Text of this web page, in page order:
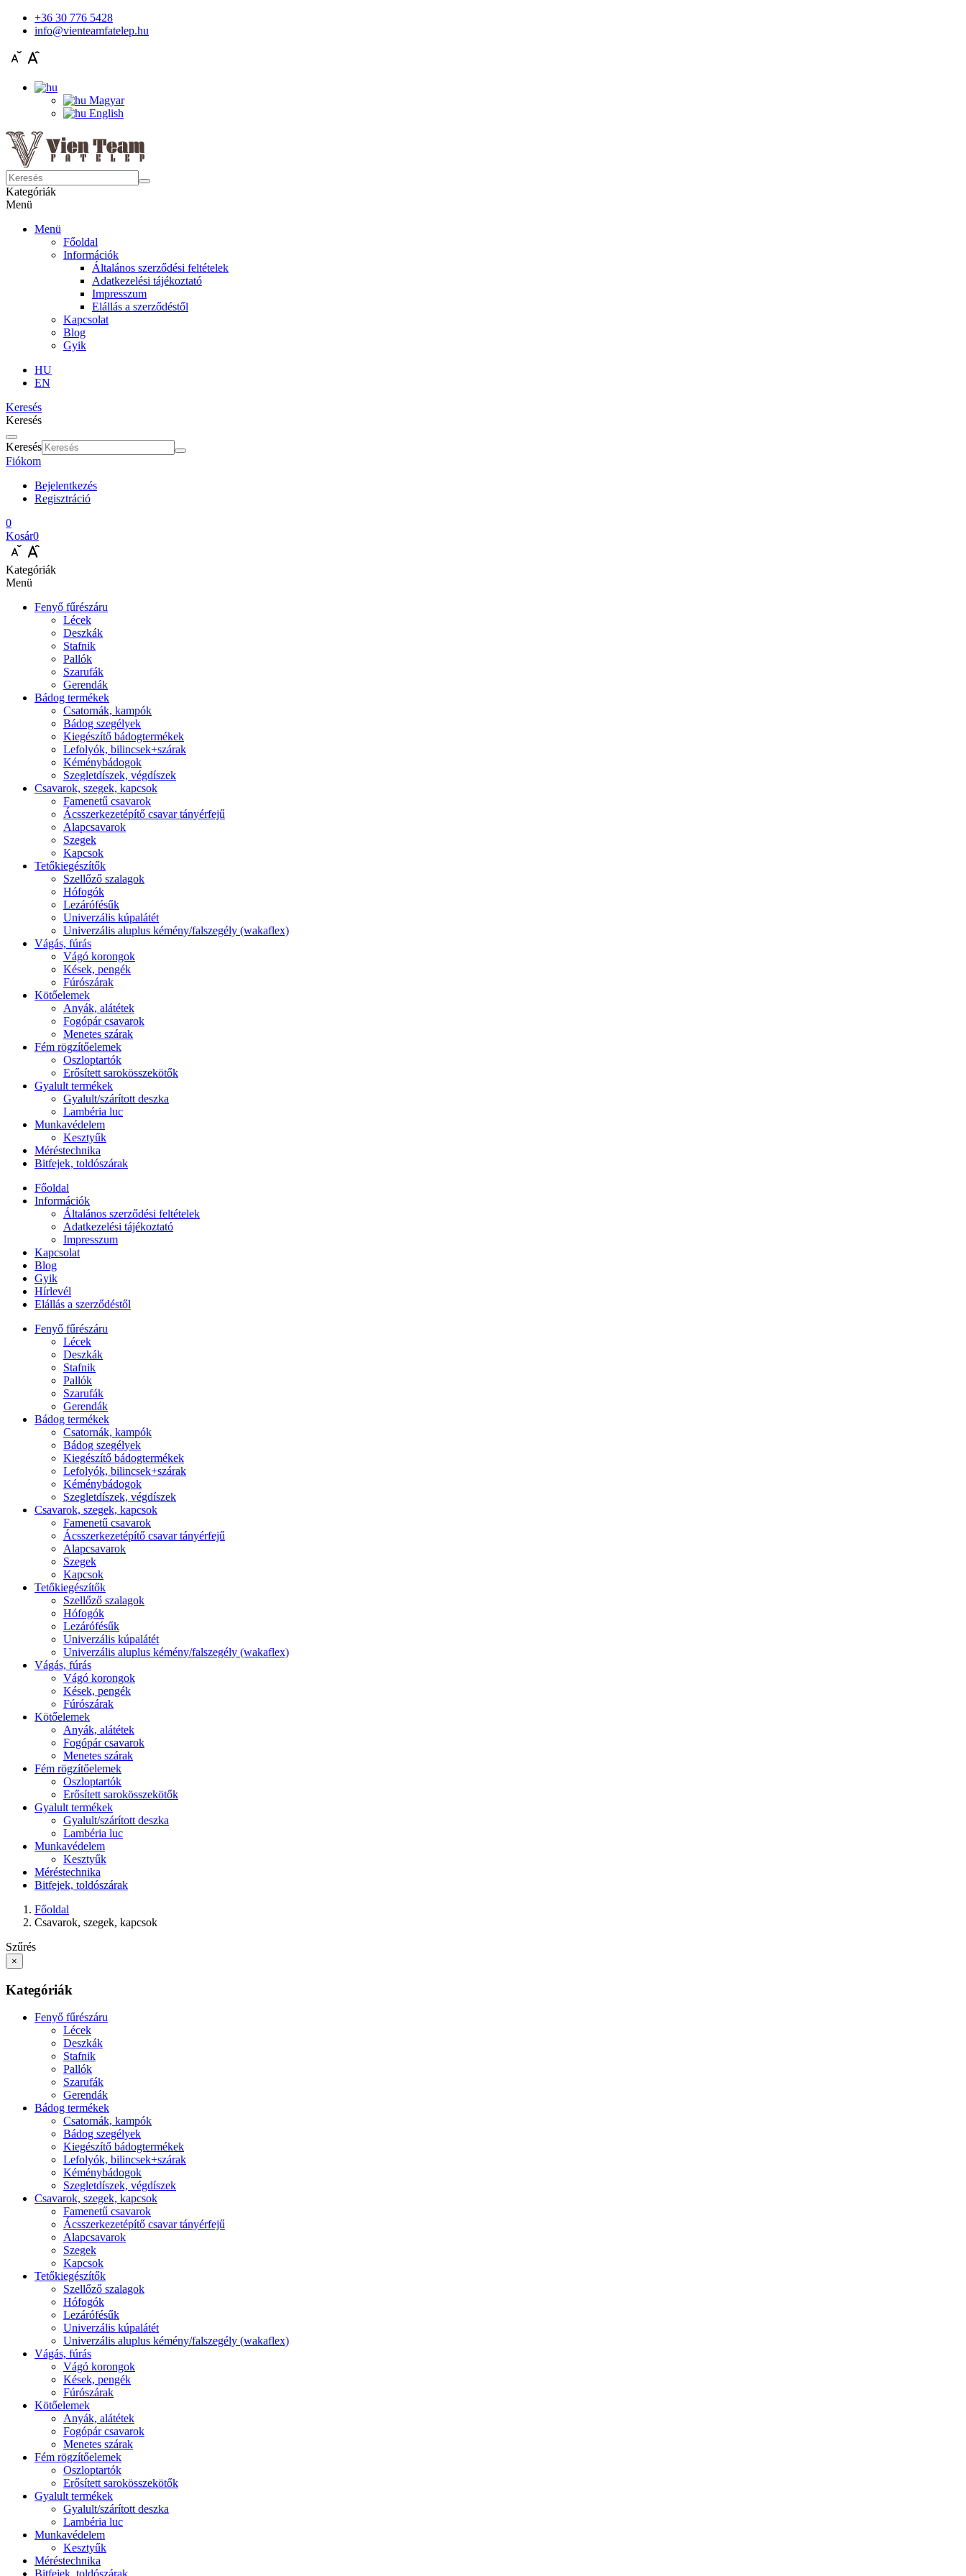
+36 30 776 5428
info@vienteamfatelep.hu
Magyar
English
Kategóriák
Menü
Menü
Főoldal
Információk
Általános szerződési feltételek
Adatkezelési tájékoztató
Impresszum
Elállás a szerződéstől
Kapcsolat
Blog
Gyik
HU
EN
Keresés
Keresés
Keresés
Fiókom
Bejelentkezés
Regisztráció
0
Kosár0
Kategóriák
Menü
Fenyő fűrészáru
Lécek
Deszkák
Stafnik
Pallók
Szarufák
Gerendák
Bádog termékek
Csatornák, kampók
Bádog szegélyek
Kiegészítő bádogtermékek
Lefolyók, bilincsek+szárak
Kéménybádogok
Szegletdíszek, végdíszek
Csavarok, szegek, kapcsok
Famenetű csavarok
Ácsszerkezetépítő csavar tányérfejű
Alapcsavarok
Szegek
Kapcsok
Tetőkiegészítők
Szellőző szalagok
Hófogók
Lezárófésűk
Univerzális kúpalátét
Univerzális aluplus kémény/falszegély (wakaflex)
Vágás, fúrás
Vágó korongok
Kések, pengék
Fúrószárak
Kötőelemek
Anyák, alátétek
Fogópár csavarok
Menetes szárak
Fém rögzítőelemek
Oszloptartók
Erősített sarokösszekötők
Gyalult termékek
Gyalult/szárított deszka
Lambéria luc
Munkavédelem
Kesztyűk
Méréstechnika
Bitfejek, toldószárak
Főoldal
Információk
Általános szerződési feltételek
Adatkezelési tájékoztató
Impresszum
Kapcsolat
Blog
Gyik
Hírlevél
Elállás a szerződéstől
Fenyő fűrészáru
Lécek
Deszkák
Stafnik
Pallók
Szarufák
Gerendák
Bádog termékek
Csatornák, kampók
Bádog szegélyek
Kiegészítő bádogtermékek
Lefolyók, bilincsek+szárak
Kéménybádogok
Szegletdíszek, végdíszek
Csavarok, szegek, kapcsok
Famenetű csavarok
Ácsszerkezetépítő csavar tányérfejű
Alapcsavarok
Szegek
Kapcsok
Tetőkiegészítők
Szellőző szalagok
Hófogók
Lezárófésűk
Univerzális kúpalátét
Univerzális aluplus kémény/falszegély (wakaflex)
Vágás, fúrás
Vágó korongok
Kések, pengék
Fúrószárak
Kötőelemek
Anyák, alátétek
Fogópár csavarok
Menetes szárak
Fém rögzítőelemek
Oszloptartók
Erősített sarokösszekötők
Gyalult termékek
Gyalult/szárított deszka
Lambéria luc
Munkavédelem
Kesztyűk
Méréstechnika
Bitfejek, toldószárak
Főoldal
Csavarok, szegek, kapcsok
Szűrés
×
Kategóriák
Fenyő fűrészáru
Lécek
Deszkák
Stafnik
Pallók
Szarufák
Gerendák
Bádog termékek
Csatornák, kampók
Bádog szegélyek
Kiegészítő bádogtermékek
Lefolyók, bilincsek+szárak
Kéménybádogok
Szegletdíszek, végdíszek
Csavarok, szegek, kapcsok
Famenetű csavarok
Ácsszerkezetépítő csavar tányérfejű
Alapcsavarok
Szegek
Kapcsok
Tetőkiegészítők
Szellőző szalagok
Hófogók
Lezárófésűk
Univerzális kúpalátét
Univerzális aluplus kémény/falszegély (wakaflex)
Vágás, fúrás
Vágó korongok
Kések, pengék
Fúrószárak
Kötőelemek
Anyák, alátétek
Fogópár csavarok
Menetes szárak
Fém rögzítőelemek
Oszloptartók
Erősített sarokösszekötők
Gyalult termékek
Gyalult/szárított deszka
Lambéria luc
Munkavédelem
Kesztyűk
Méréstechnika